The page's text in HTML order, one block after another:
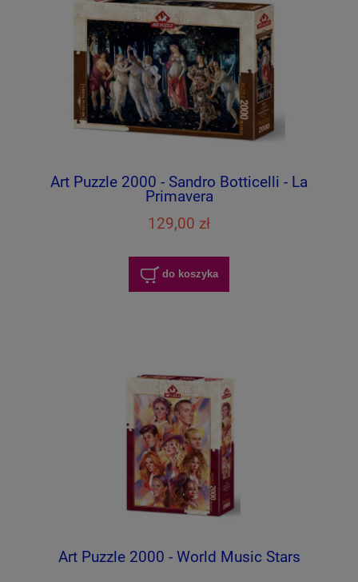
Art Puzzle 2000 - Sandro Botticelli - La
Primavera
129,00 zł
do koszyka
Art Puzzle 2000 - World Music Stars